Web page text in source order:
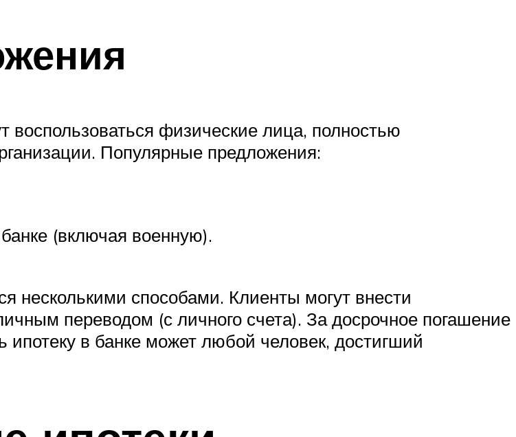
физические лица, полностью
Популярные предложения:
(включая военную).
несколькими способами. Клиенты могут внести
переводом (с личного счета). За досрочное погашение
ипотеку в банке может любой человек, достигший